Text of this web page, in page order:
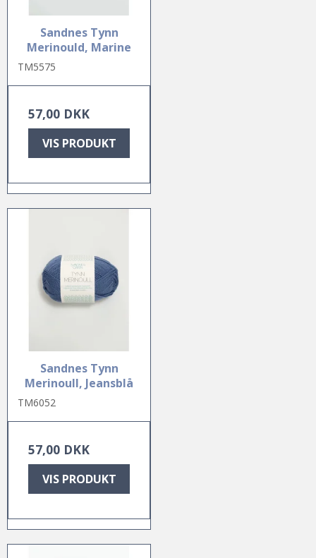
Sandnes Tynn
Merinould, Marine
TM5575
57,00 DKK
VIS PRODUKT
Sandnes Tynn
Merinoull, Jeansblå
TM6052
57,00 DKK
VIS PRODUKT